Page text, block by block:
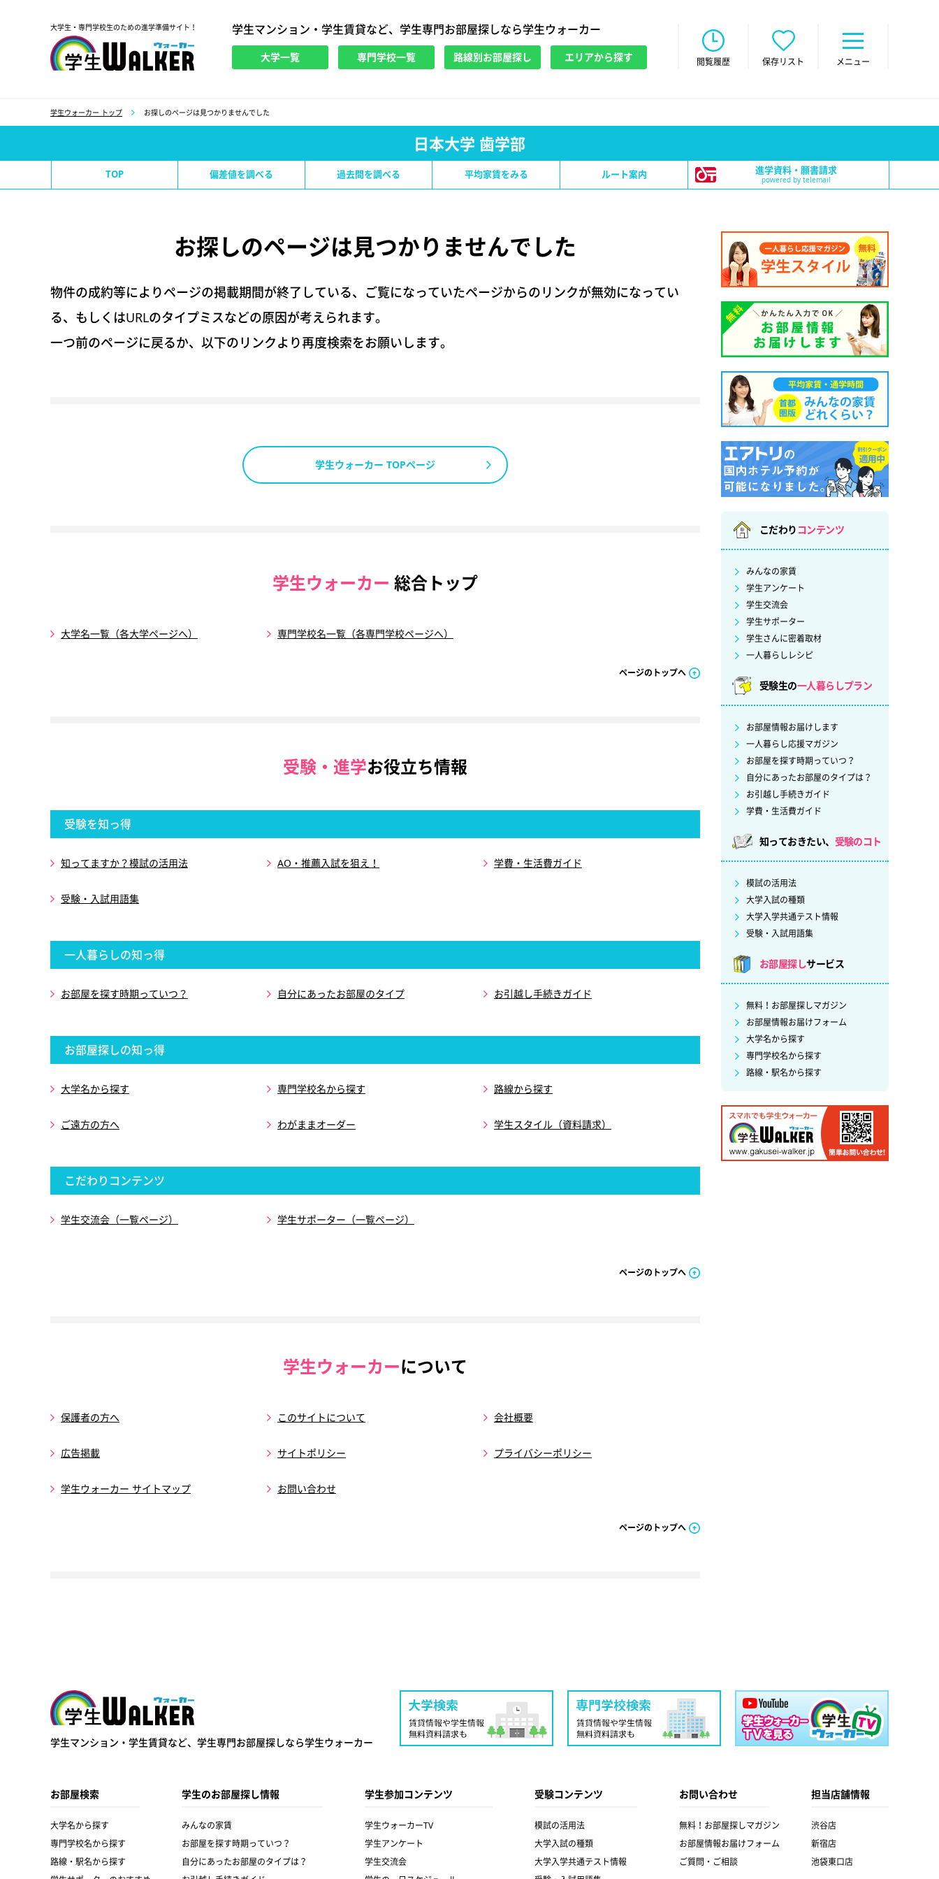
大学生・専門学校生のための進学準備サイト！ 学生マンション・学生賃貸など、学生専門お部屋探しなら学生ウォーカー
大学一覧 専門学校一覧 路線別お部屋探し エリアから探す 閲覧履歴 保存リスト メニュー
学生ウォーカー トップ お探しのページは見つかりませんでした
日本大学 歯学部
TOP 偏差値を調べる 過去問を調べる 平均家賃をみる ルート案内 進学資料・願書請求
powered by telemail
お探しのページは見つかりませんでした
物件の成約等によりページの掲載期間が終了している、ご覧になっていたページからのリンクが無効になってい
る、もしくはURLのタイプミスなどの原因が考えられます。
一つ前のページに戻るか、以下のリンクより再度検索をお願いします。
学生ウォーカー TOPページ
学生ウォーカー 総合トップ
大学名一覧（各大学ページへ） 専門学校名一覧（各専門学校ページへ）
ページのトップへ
受験・進学お役立ち情報
受験を知っ得
知ってますか？模試の活用法 AO・推薦入試を狙え！ 学費・生活費ガイド
受験・入試用語集
一人暮らしの知っ得
お部屋を探す時期っていつ？ 自分にあったお部屋のタイプ お引越し手続きガイド
お部屋探しの知っ得
大学名から探す 専門学校名から探す 路線から探す
ご遠方の方へ わがままオーダー 学生スタイル（資料請求）
こだわりコンテンツ
学生交流会（一覧ページ） 学生サポーター（一覧ページ）
ページのトップへ
学生ウォーカーについて
保護者の方へ このサイトについて 会社概要
広告掲載 サイトポリシー プライバシーポリシー
学生ウォーカー サイトマップ お問い合わせ
ページのトップへ
こだわり コンテンツ
みんなの家賃
学生アンケート
学生交流会
学生サポーター
学生さんに密着取材
一人暮らしレシピ
受験生の一人暮らしプラン
お部屋情報お届けします
一人暮らし応援マガジン
お部屋を探す時期っていつ？
自分にあったお部屋のタイプは？
お引越し手続きガイド
学費・生活費ガイド
知っておきたい、 受験のコト
模試の活用法
大学入試の種類
大学入学共通テスト情報
受験・入試用語集
お部屋探しサービス
無料！お部屋探しマガジン
お部屋情報お届けフォーム
大学名から探す
専門学校名から探す
路線・駅名から探す
学生ウォーカー
学生マンション・学生賃貸など、 学生専門お部屋探しなら学生ウォーカー
お部屋検索
大学名から探す
専門学校名から探す
路線・駅名から探す
学生のお部屋探し情報
みんなの家賃
お部屋を探す時期っていつ？
自分にあったお部屋のタイプは？
学生参加コンテンツ
学生ウォーカーTV
学生アンケート
学生交流会
受験コンテンツ
模試の活用法
大学入試の種類
大学入学共通テスト情報
お問い合わせ
無料！お部屋探しマガジン
お部屋情報お届けフォーム
ご質問・ご相談
担当店舗情報
渋谷店
新宿店
池袋東口店